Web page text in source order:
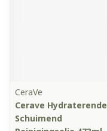
CeraVe
Cerave Hydraterende
Schuimend